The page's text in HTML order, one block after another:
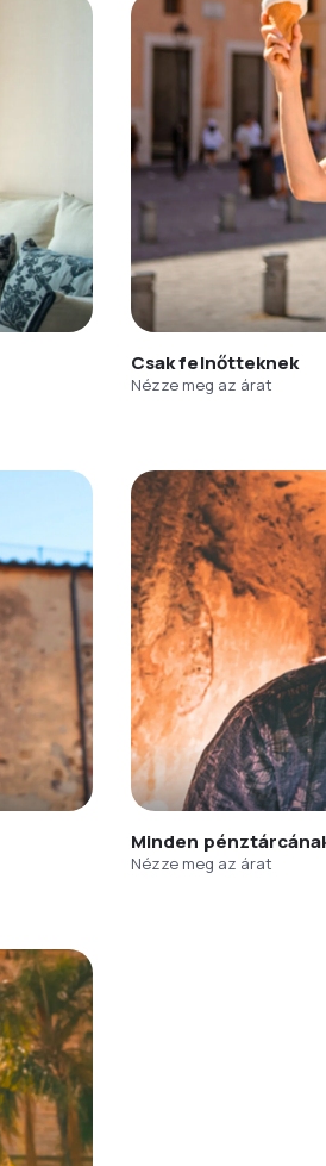
Csak felnőtteknek
Nézze meg az árat
Minden
Nézze meg az árat